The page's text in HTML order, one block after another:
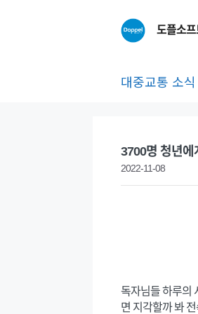
도플소
대중교통 소식
3700명 청년에
2022-11-08
독자님들 하루의
면 지각할까 봐